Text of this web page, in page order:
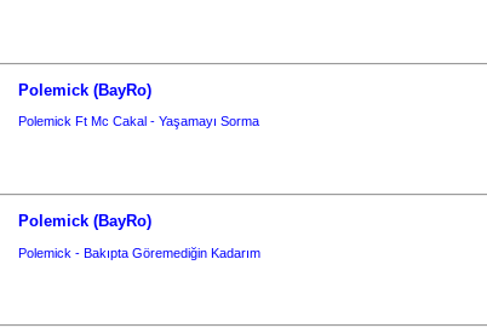
Polemick (BayRo)
Polemick Ft Mc Cakal - Yaşamayı Sorma
Polemick (BayRo)
Polemick - Bakıpta Göremediğin Kadarım